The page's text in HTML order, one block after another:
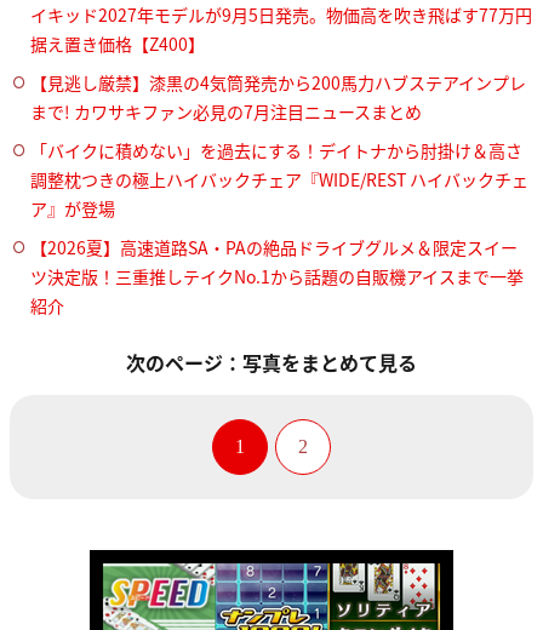
イキッド2027年モデルが9月5日発売。物価高を吹き飛ばす77万円
据え置き価格【Z400】
【見逃し厳禁】漆黒の4気筒発売から200馬力ハブステアインプレ
まで! カワサキファン必見の7月注目ニュースまとめ
「バイクに積めない」を過去にする！デイトナから肘掛け＆高さ
調整枕つきの極上ハイバックチェア『WIDE/REST ハイバックチェ
ア』が登場
【2026夏】高速道路SA・PAの絶品ドライブグルメ＆限定スイー
ツ決定版！三重推しテイクNo.1から話題の自販機アイスまで一挙
紹介
次のページ：写真をまとめて見る
1 2